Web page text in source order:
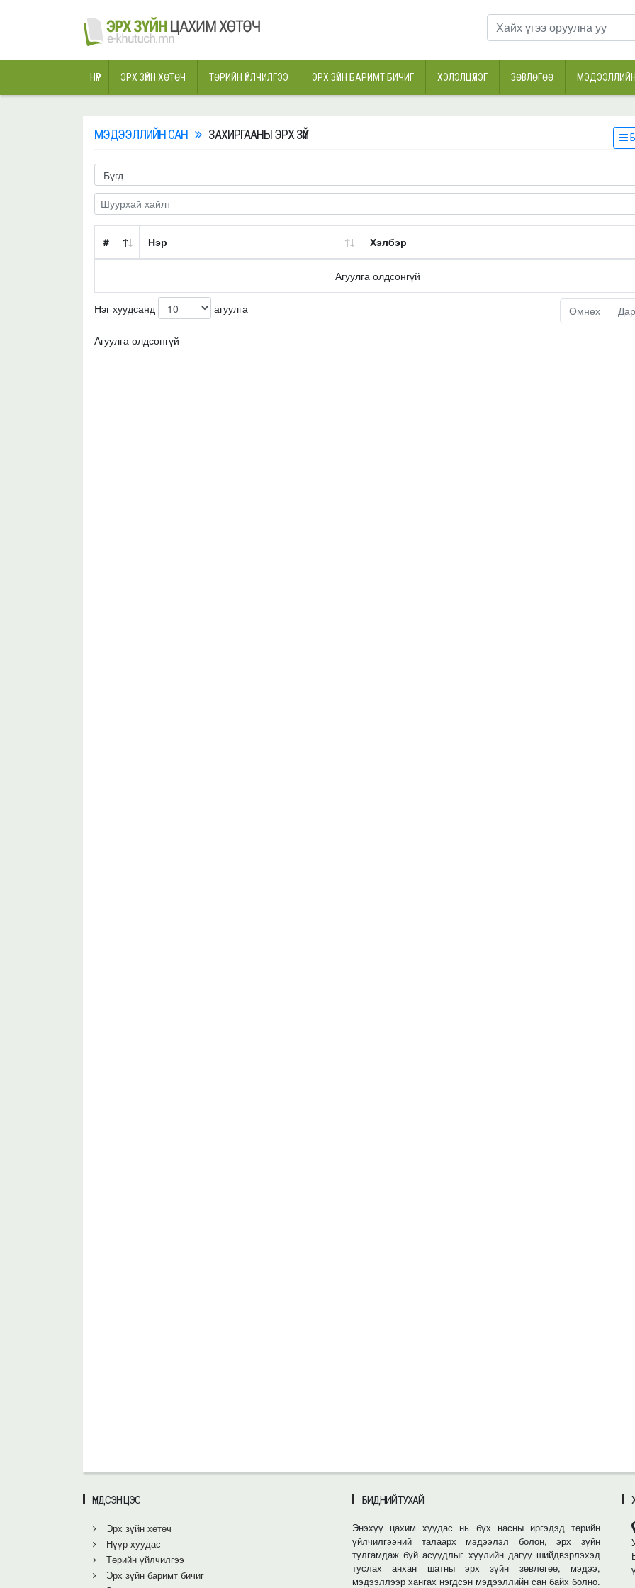
НҮҮР ЭРХ ЗҮЙН ХӨТӨЧ ТӨРИЙН ҮЙЛЧИЛГЭЭ ЭРХ ЗҮЙН БАРИМТ БИЧИГ ХЭЛЭЛЦҮҮЛЭГ ЗӨВЛӨГӨӨ
МЭДЭЭЛЛИЙН САН ЗАХИРГААНЫ ЭРХ ЗҮЙ
# Нэр Хэлбэр
Агуулга олдсонгүй
Нэг хуудсанд агуулга Өмнөх
Агуулга олдсонгүй
ҮНДСЭН ЦЭС
Эрх зүйн хөтөч
Нүүр хуудас
Төрийн үйлчилгээ
Эрх зүйн баримт бичиг
БИДНИЙ ТУХАЙ
Энэхүү цахим хуудас нь бүх насны иргэдэд төрийн
үйлчилгээний талаарх мэдээлэл болон, эрх зүйн
тулгамдаж буй асуудлыг хуулийн дагуу шийдвэрлэхэд
туслах анхан шатны эрх зүйн зөвлөгөө, мэдээ,
мэдээллээр хангах нэгдсэн мэдээллийн сан байх болно.